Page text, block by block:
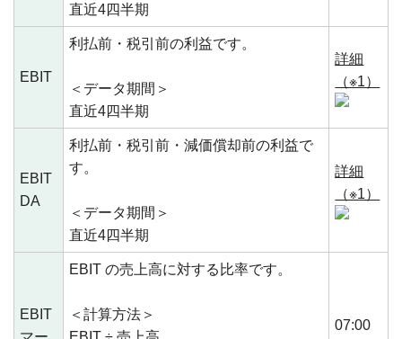
直近4四半期
EBIT
利払前・税引前の利益です。
＜データ期間＞
直近4四半期
詳細
（※1）
EBIT
DA
利払前・税引前・減価償却前の利益で
す。
＜データ期間＞
直近4四半期
詳細
（※1）
EBIT
EBIT の売上高に対する比率です。
＜計算方法＞
07:00